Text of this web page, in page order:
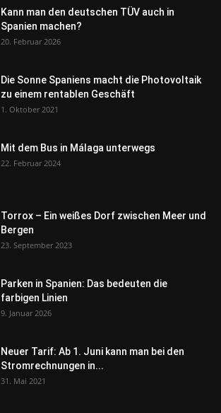
Kann man den deutschen TÜV auch in
Spanien machen?
20. Februar 2026
Die Sonne Spaniens macht die Photovoltaik
zu einem rentablen Geschäft
1. Oktober 2021
Mit dem Bus in Málaga unterwegs
22. Februar 2024
Torrox – Ein weißes Dorf zwischen Meer und
Bergen
23. September 2023
Parken in Spanien: Das bedeuten die
farbigen Linien
9. Januar 2026
Neuer Tarif: Ab 1. Juni kann man bei den
Stromrechnungen in...
31. Mai 2021